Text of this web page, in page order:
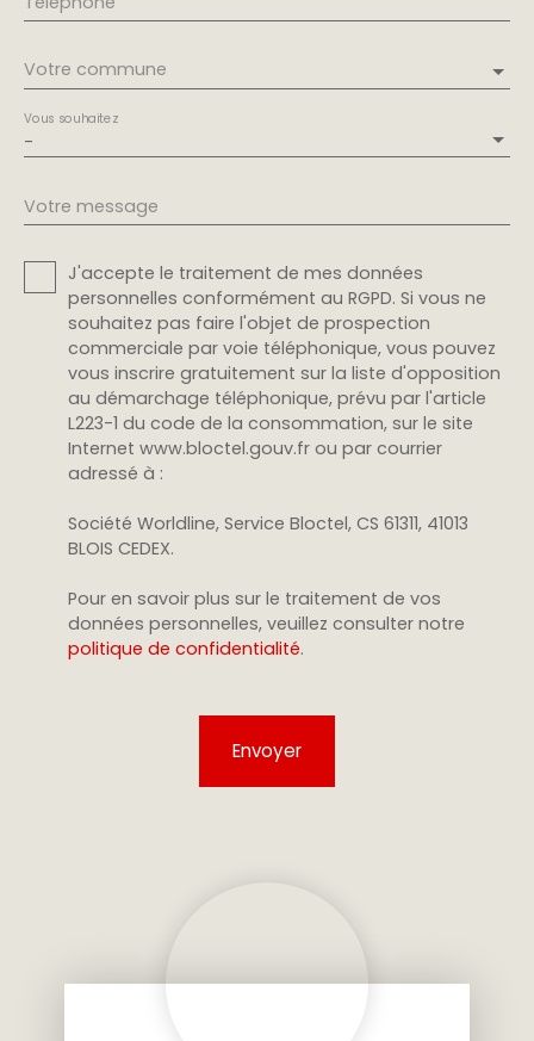
Votre commune
-
Vous souhaitez
Votre message
J'accepte le traitement de mes données
personnelles conformément au RGPD. Si vous ne
souhaitez pas faire l'objet de prospection
commerciale par voie téléphonique, vous pouvez
vous inscrire gratuitement sur la liste d'opposition
au démarchage téléphonique, prévu par l'article
L223-1 du code de la consommation, sur le site
Internet www.bloctel.gouv.fr ou par courrier
adressé à :
Société Worldline, Service Bloctel, CS 61311, 41013
BLOIS CEDEX.
Pour en savoir plus sur le traitement de vos
données personnelles, veuillez consulter notre
politique de confidentialité.
Envoyer